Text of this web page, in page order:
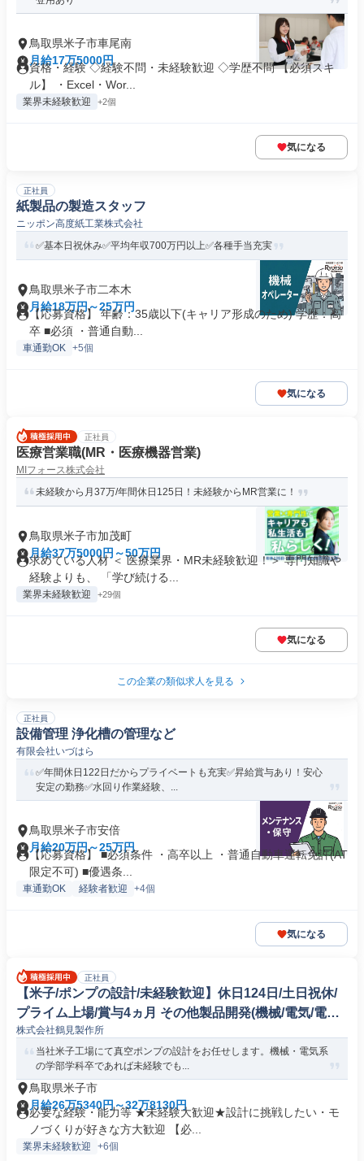
鳥取県米子市車尾南
月給17万5000円
資格・経験 ◇経験不問・未経験歓迎 ◇学歴不問 【必須スキ
ル】 ・Excel・Wor...
業界未経験歓迎 +2個
気になる
正社員
紙製品の製造スタッフ
ニッポン高度紙工業株式会社
✅️基本日祝休み✅️平均年収700万円以上✅️各種手当充実
鳥取県米子市二本木
月給18万円～25万円
【応募資格】 年齢：35歳以下(キャリア形成のため) 学歴：高
卒 ■必須 ・普通自動...
車通勤OK +5個
気になる
正社員
医療営業職(MR・医療機器営業)
MIフォース株式会社
未経験から月37万/年間休日125日！未経験からMR営業に！
鳥取県米子市加茂町
月給37万5000円～50万円
求めている人材 ＜ 医療業界・MR未経験歓迎！＞ 専門知識や
経験よりも、 「学び続ける...
業界未経験歓迎 +29個
気になる
この企業の類似求人を見る
正社員
設備管理 浄化槽の管理など
有限会社いづはら
✅年間休日122日だからプライベートも充実✅昇給賞与あり！安心
安定の勤務✅水回り作業経験、...
鳥取県米子市安倍
月給20万円～25万円
【応募資格】 ■必須条件 ・高卒以上 ・普通自動車運転免許(AT
限定不可) ■優遇条...
車通勤OK 経験者歓迎 +4個
気になる
正社員
【米子/ポンプの設計/未経験歓迎】休日124日/土日祝休/
プライム上場/賞与4ヵ月 その他製品開発(機械/電気/電子
製品専門職)
株式会社鶴見製作所
当社米子工場にて真空ポンプの設計をお任せします。機械・電気系
の学部学科卒であれば未経験でも...
鳥取県米子市
月給26万5340円～32万8130円
必要な経験・能力等 ★未経験大歓迎★設計に挑戦したい・モ
ノづくりが好きな方大歓迎 【必...
業界未経験歓迎 +6個